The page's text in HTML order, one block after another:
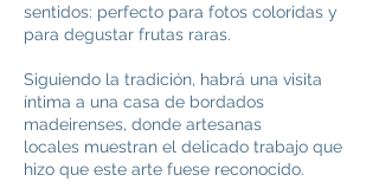
sentidos: perfecto para fotos coloridas y
para degustar frutas raras.
Siguiendo la tradición, habrá una visita
íntima a una casa de bordados
madeirenses, donde artesanas
locales muestran el delicado trabajo que
hizo que este arte fuese reconocido.